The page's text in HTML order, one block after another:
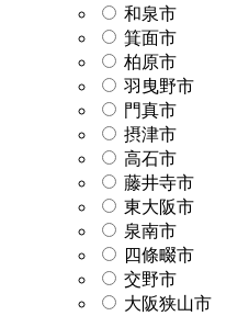
和泉市
箕面市
柏原市
羽曳野市
門真市
摂津市
高石市
藤井寺市
東大阪市
泉南市
四條畷市
交野市
大阪狭山市